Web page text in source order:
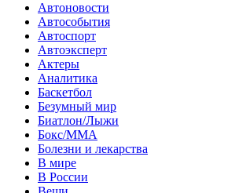
Автоновости
Автособытия
Автоспорт
Автоэксперт
Актеры
Аналитика
Баскетбол
Безумный мир
Биатлон/Лыжи
Бокс/MMA
Болезни и лекарства
В мире
В России